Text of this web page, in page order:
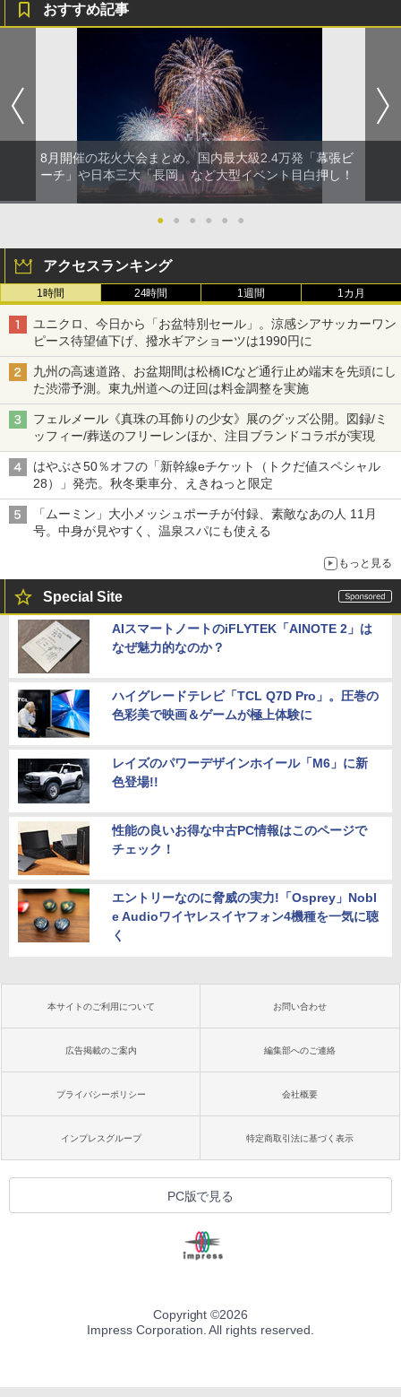
おすすめ記事
8月開催の花火大会まとめ。国内最大級2.4万発「幕張ビ
ーチ」や日本三大「長岡」など大型イベント目白押し！
● ● ● ● ● ●
アクセスランキング
1時間 24時間 1週間 1カ月
ユニクロ、今日から「お盆特別セール」。涼感シアサッカーワン
ピース待望値下げ、撥水ギアショーツは1990円に
九州の高速道路、お盆期間は松橋ICなど通行止め端末を先頭にし
た渋滞予測。東九州道への迂回は料金調整を実施
フェルメール《真珠の耳飾りの少女》展のグッズ公開。図録/ミ
ッフィー/葬送のフリーレンほか、注目ブランドコラボが実現
はやぶさ50％オフの「新幹線eチケット（トクだ値スペシャル
28）」発売。秋冬乗車分、えきねっと限定
「ムーミン」大小メッシュポーチが付録、素敵なあの人 11月
号。中身が見やすく、温泉スパにも使える
もっと見る
Special Site
AIスマートノートのiFLYTEK「AINOTE 2」は
なぜ魅力的なのか？
ハイグレードテレビ「TCL Q7D Pro」。圧巻の
色彩美で映画＆ゲームが極上体験に
レイズのパワーデザインホイール「M6」に新
色登場!!
性能の良いお得な中古PC情報はこのページで
チェック！
エントリーなのに脅威の実力!「Osprey」Nobl
e Audioワイヤレスイヤフォン4機種を一気に聴
く
本サイトのご利用について お問い合わせ
広告掲載のご案内 編集部へのご連絡
プライバシーポリシー 会社概要
インプレスグループ 特定商取引法に基づく表示
PC版で見る
Copyright ©2026
Impress Corporation. All rights reserved.